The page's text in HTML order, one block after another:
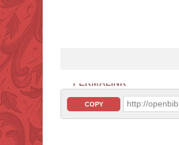
PERMALINK
COPY http://